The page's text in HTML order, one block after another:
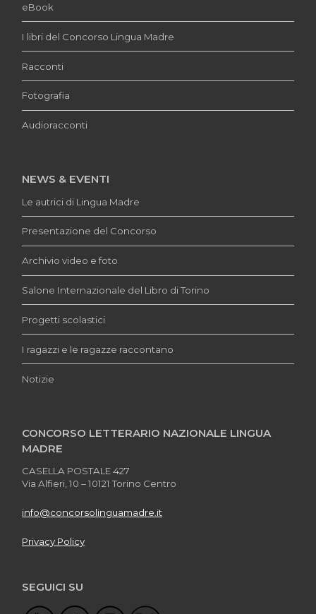
eBook
I libri del Concorso Lingua Madre
Racconti
Fotografia
Audioracconti
NEWS & EVENTI
Le autrici di Lingua Madre
Presentazione del Concorso
Archivio video e foto
Salone Internazionale del Libro di Torino
Progetti scolastici
I ragazzi e le ragazze raccontano
Notizie
CONCORSO LETTERARIO NAZIONALE LINGUA
MADRE
CASELLA POSTALE 427
Via Alfieri, 10 – 10121 Torino Centro
info@concorsolinguamadre.it
Privacy Policy
SEGUICI SU